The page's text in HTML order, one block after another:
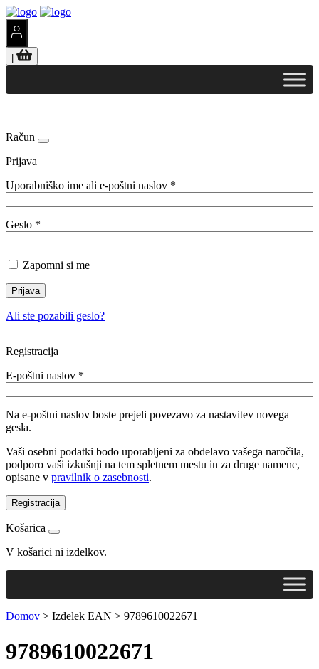
Račun
Prijava
Uporabniško ime ali e-poštni naslov *
Geslo *
Zapomni si me
Prijava
Ali ste pozabili geslo?
Registracija
E-poštni naslov *
Na e-poštni naslov boste prejeli povezavo za nastavitev novega
gesla.
Vaši osebni podatki bodo uporabljeni za obdelavo vašega naročila,
podporo vaši izkušnji na tem spletnem mestu in za druge namene,
opisane v pravilnik o zasebnosti.
Registracija
Košarica
V košarici ni izdelkov.
Domov > Izdelek EAN > 9789610022671
9789610022671